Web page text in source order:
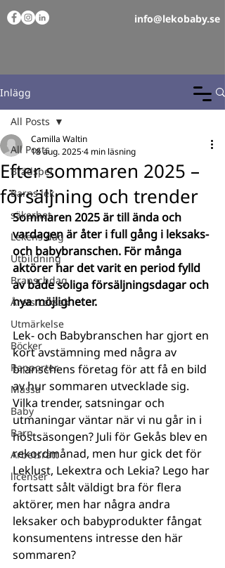
info@lekobaby.se
Inlägg
All Posts
Brädspel
Barns lek
säkerhet
Lekens dag
Utbildning
Branschdag
Årets Leksak
Utmärkelse
Böcker
Rapporter
Mässa
Baby
Barn
Arbetsrätt
licenser
All Posts
Efter sommaren 2025 –
försäljning och trender
Camilla Waltin
18 aug. 20254 min läsning
Sommaren 2025 är till ända och
vardagen är åter i full gång i leksaks-
och babybranschen. För många
aktörer har det varit en period fylld
av både soliga försäljningsdagar och
nya möjligheter.
Lek- och Babybranschen har gjort en
kort avstämning med några av
branschens företag för att få en bild
av hur sommaren utvecklade sig.
Vilka trender, satsningar och
utmaningar väntar när vi nu går in i
höstsäsongen? Juli för Gekås blev en
rekordmånad, men hur gick det för
Leklust, Lekextra och Lekia? Lego har
fortsatt sålt väldigt bra för flera
aktörer, men har några andra
leksaker och babyprodukter fångat
konsumentens intresse den här
sommaren?